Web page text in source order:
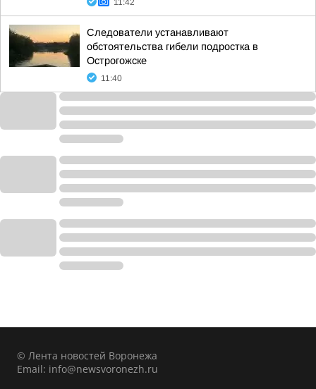
11:42
Следователи устанавливают
обстоятельства гибели подростка в
Острогожске
11:40
© Лента новостей Воронежа
Email: info@newsvoronezh.ru